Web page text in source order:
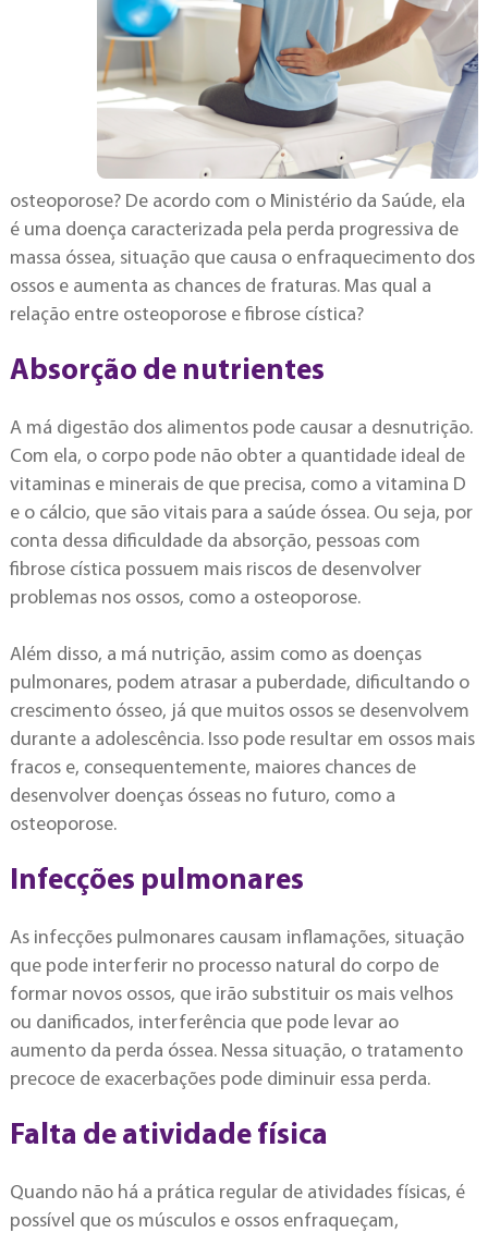
osteoporose? De acordo com o Ministério da Saúde, ela
é uma doença caracterizada pela perda progressiva de
massa óssea, situação que causa o enfraquecimento dos
ossos e aumenta as chances de fraturas. Mas qual a
relação entre osteoporose e fibrose cística?
Absorção de nutrientes
A má digestão dos alimentos pode causar a desnutrição.
Com ela, o corpo pode não obter a quantidade ideal de
vitaminas e minerais de que precisa, como a vitamina D
e o cálcio, que são vitais para a saúde óssea. Ou seja, por
conta dessa dificuldade da absorção, pessoas com
fibrose cística possuem mais riscos de desenvolver
problemas nos ossos, como a osteoporose.
Além disso, a má nutrição, assim como as doenças
pulmonares, podem atrasar a puberdade, dificultando o
crescimento ósseo, já que muitos ossos se desenvolvem
durante a adolescência. Isso pode resultar em ossos mais
fracos e, consequentemente, maiores chances de
desenvolver doenças ósseas no futuro, como a
osteoporose.
Infecções pulmonares
As infecções pulmonares causam inflamações, situação
que pode interferir no processo natural do corpo de
formar novos ossos, que irão substituir os mais velhos
ou danificados, interferência que pode levar ao
aumento da perda óssea. Nessa situação, o tratamento
precoce de exacerbações pode diminuir essa perda.
Falta de atividade física
Quando não há a prática regular de atividades físicas, é
possível que os músculos e ossos enfraqueçam,